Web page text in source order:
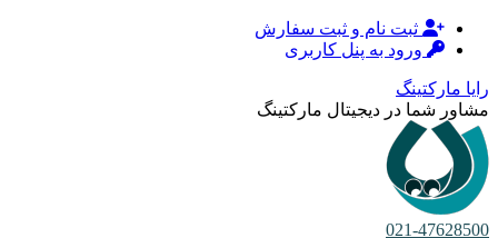
ثبت نام و ثبت سفارش
ورود به پنل کاربری
رایا مارکتینگ
مشاور شما در دیجیتال مارکتینگ
021-47628500